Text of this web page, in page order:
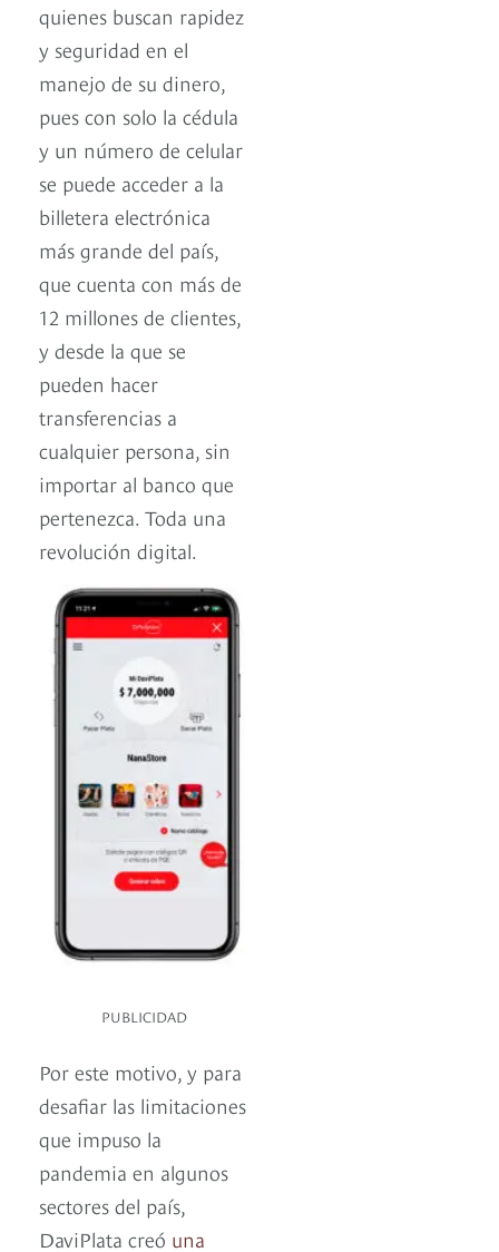
quienes buscan rapidez
y seguridad en el
manejo de su dinero,
pues con solo la cédula
y un número de celular
se puede acceder a la
billetera electrónica
más grande del país,
que cuenta con más de
12 millones de clientes,
y desde la que se
pueden hacer
transferencias a
cualquier persona, sin
importar al banco que
pertenezca. Toda una
revolución digital.
PUBLICIDAD
Por este motivo, y para
desafiar las limitaciones
que impuso la
pandemia en algunos
sectores del país,
DaviPlata creó una